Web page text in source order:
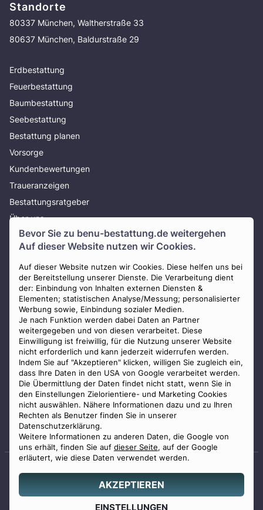
Bevor Sie zu benu-bestattung.de weitergehen
Auf dieser Website nutzen wir Cookies.
Auf dieser Website nutzen wir Cookies. Diese helfen uns bei
der Bereitstellung unserer Dienste. Die Verarbeitung dient
der: Einbindung von Inhalten externen Diensten &
Elementen; statistischen Analyse/Messung; personalisierter
Werbung sowie, Einbindung sozialer Medien.
Je nach Funktion werden dabei Daten an Partner
weitergegeben und von diesen verarbeitet. Diese
Einwilligung ist freiwillig, für die Nutzung unserer Website
nicht erforderlich und kann jederzeit widerrufen werden.
Indem Sie auf "Akzeptieren" klicken, willigen Sie zugleich ein,
dass Ihre Daten in den USA von Google verarbeitet werden.
Die Übermittlung der Daten findet nicht statt, wenn Sie in
den Einstellungen Zielorientiere- und Marketing Cookies
nicht auswählen. Nähere Informationen dazu und zu Ihren
Rechten als Benutzer finden Sie in unserer
Datenschutzerklärung.
Weitere Informationen zu anderen Daten, die Google von
uns erhält, finden Sie auf dieser Seite, auf der Google
erläutert, wie diese Daten verwendet werden.
AKZEPTIEREN
EINSTELLUNGEN
Standorte
80337 München, Waltherstraße 33
80637 München, Baldurstraße 29
Erdbestattung
Feuerbestattung
Baumbestattung
Seebestattung
Bestattung planen
Vorsorge
Kundenbewertungen
Traueranzeigen
Bestattungsratgeber
Über uns
Presse
AGB
Impressum
Datenschutz
Widerrufsbelehrung
Zahlungsmöglichkeiten
Mitglied im Bestatterverband Bayern
Staatlich geprüfter
© 2026 Benu GmbH. Alle Rechte vorbehalten.